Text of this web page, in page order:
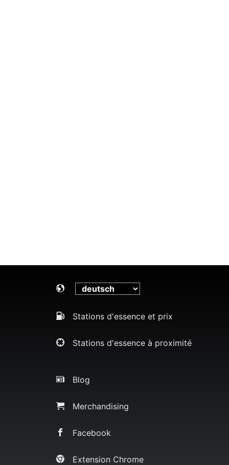
Stations d'essence et prix
Stations d'essence à proximité
Blog
Merchandising
Facebook
Extension Chrome